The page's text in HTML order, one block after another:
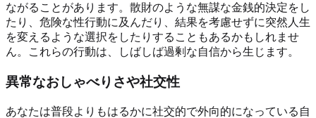
ながることがあります。散財のような無謀な金銭的決定をし
たり、危険な性行動に及んだり、結果を考慮せずに突然人生
を変えるような選択をしたりすることもあるかもしれませ
ん。これらの行動は、しばしば過剰な自信から生じます。
異常なおしゃべりさや社交性
あなたは普段よりもはるかに社交的で外向的になっている自